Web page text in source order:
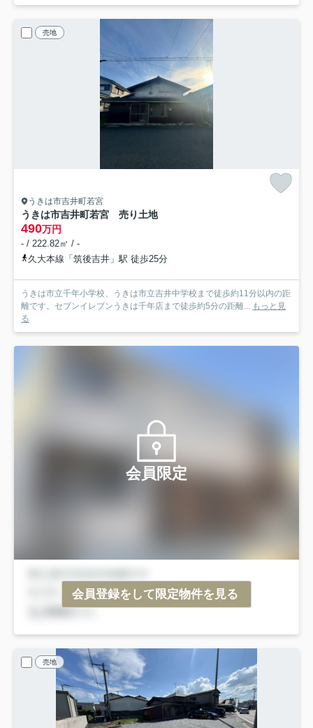
売地
うきは市吉井町若宮
うきは市吉井町若宮 売り土地
490万円
- / 222.82㎡ / -
久大本線「筑後吉井」駅 徒歩25分
うきは市立千年小学校、うきは市立吉井中学校まで徒歩約11分以内の距
離です。セブンイレブンうきは千年店まで徒歩約5分の距離... もっと見
る
会員限定
会員登録をして限定物件を見る
売地